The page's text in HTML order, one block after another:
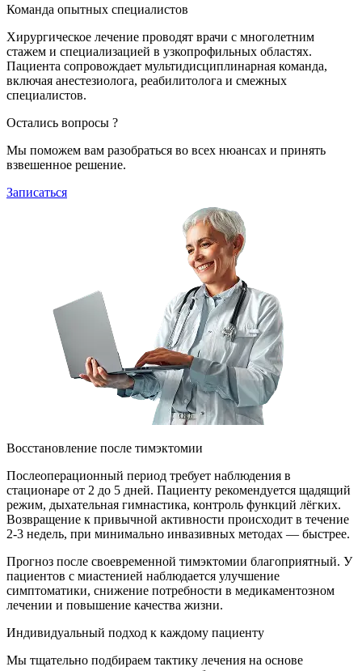
Команда опытных специалистов
Хирургическое лечение проводят врачи с многолетним
стажем и специализацией в узкопрофильных областях.
Пациента сопровождает мультидисциплинарная команда,
включая анестезиолога, реабилитолога и смежных
специалистов.
Остались вопросы ?
Мы поможем вам разобраться во всех нюансах и принять
взвешенное решение.
Записаться
Восстановление после тимэктомии
Послеоперационный период требует наблюдения в
стационаре от 2 до 5 дней. Пациенту рекомендуется щадящий
режим, дыхательная гимнастика, контроль функций лёгких.
Возвращение к привычной активности происходит в течение
2-3 недель, при минимально инвазивных методах — быстрее.
Прогноз после своевременной тимэктомии благоприятный. У
пациентов с миастенией наблюдается улучшение
симптоматики, снижение потребности в медикаментозном
лечении и повышение качества жизни.
Индивидуальный подход к каждому пациенту
Мы тщательно подбираем тактику лечения на основе